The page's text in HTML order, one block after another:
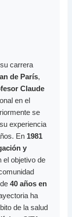
carrera
de París,
Claude
en el
se
experiencia
En 1981
y
el objetivo de
40 años en
ha
de la salud